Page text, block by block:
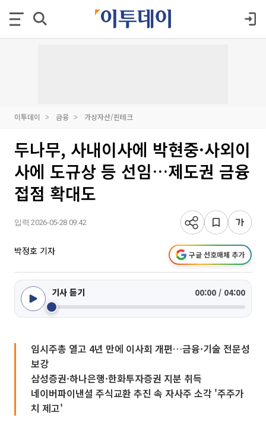
이투데이 금융 가상자산/핀테크
두나무, 사내이사에 박현중·사외이
사에 도규상 등 선임…제도권 금융
접점 확대도
입력 2026-05-28 09:42
박정호 기자 구글 선호매체 추가
기사 듣기 00:00 / 04:00
임시주총 열고 4년 만에 이사회 개편…금융·기술 전문성
보강
삼성증권·하나은행·한화투자증권 지분 취득
네이버파이낸셜 주식교환 추진 속 자사주 소각 '주주가
치 제고'